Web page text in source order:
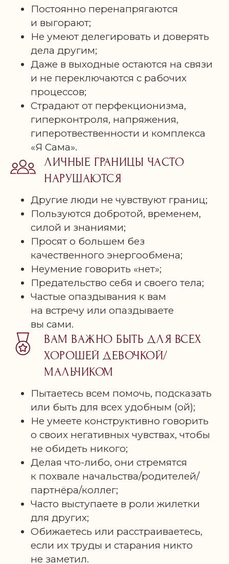
Постоянно перенапрягаются
и выгорают;
Не умеют делегировать и доверять
дела другим;
Даже в выходные остаются на связи
и не переключаются с рабочих
процессов;
Страдают от перфекционизма,
гиперконтроля, напряжения,
гиперотвественности и комплекса
«Я Сама».
ЛИЧНЫЕ ГРАНИЦЫ ЧАСТО
НАРУШАЮТСЯ
Другие люди не чувствуют границ;
Пользуются добротой, временем,
силой и знаниями;
Просят о большем без
качественного энергообмена;
Неумение говорить «нет»;
Предательство себя и своего тела;
Частые опаздывания к вам
на встречу или опаздываете
вы сами.
ВАМ ВАЖНО БЫТЬ ДЛЯ ВСЕХ
ХОРОШЕЙ ДЕВОЧКОЙ/
МАЛЬЧИКОМ
Пытаетесь всем помочь, подсказать
или быть для всех удобным (ой);
Не умеете конструктивно говорить
о своих негативных чувствах, чтобы
не обидеть никого;
Делая что-либо, они стремятся
к похвале начальства/родителей/
партнёра/коллег;
Часто выступаете в роли жилетки
для других;
Обижаетесь или расстраиваетесь,
если их труды и старания никто
не заметил.